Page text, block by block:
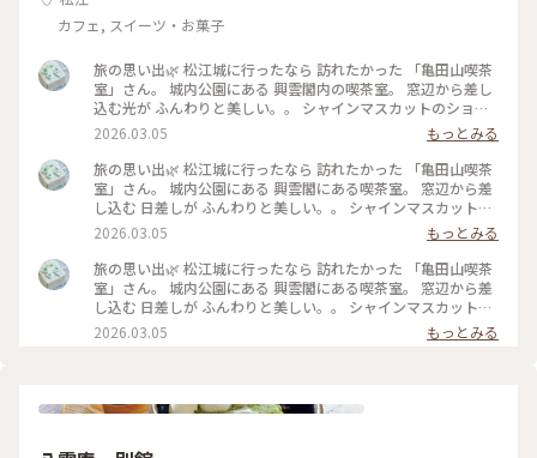
カフェ, スイーツ・お菓子
旅の思い出🌿 松江城に行ったなら 訪れたかった 「亀田山喫茶
室」さん。 城内公園にある 興雲閣内の喫茶室。 窓辺から差し
込む光が ふんわりと美しい。。 シャインマスカットのショー
トケーキと タルトタタンを。 さざなみのようなクリームが あ
まりに可愛らしくて…しばし見つめる。。 窓からの、黄葉した
銀杏を眺めながら 穏やかなひとときを過ごしました。 #旅の思
い出#松江#興雲閣#亀田山喫茶室#島根カフェ#ゆるりカフェ時
間#ﾙﾙﾙﾝ#開運旅
2026.03.05
もっとみる
旅の思い出🌿 松江城に行ったなら 訪れたかった 「亀田山喫茶
室」さん。 城内公園にある 興雲閣にある喫茶室。 窓辺から差
し込む 日差しが ふんわりと美しい。。 シャインマスカットの
ショートケーキと タルトタタンを。 さざなみのようなクリー
ムが あまりに可愛らしくて…しばし見つめる。。 窓からの、
黄葉した銀杏を眺めながら 穏やかなひと時を過ごしまし
た。。 #旅の思い出#松江#興雲閣#亀田山喫茶室#ゆるりカフェ
時間#島根カフェ#開運旅
2026.03.05
もっとみる
旅の思い出🌿 松江城に行ったなら 訪れたかった 「亀田山喫茶
室」さん。 城内公園にある 興雲閣にある喫茶室。 窓辺から差
し込む 日差しが ふんわりと美しい。。 シャインマスカットの
ショートケーキと タルトタタンを。 さざなみのようなクリー
ムが あまりに可愛らしくて…しばし見つめる。。 窓からの、
時間#島根カフェ#開運旅
2026.03.05 もっとみる